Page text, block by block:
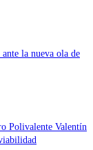
la nueva ola de
Polivalente Valentín